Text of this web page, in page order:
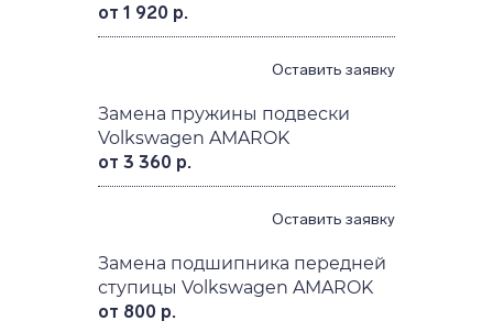
от 1 920 р.
Оставить заявку
Замена пружины подвески
Volkswagen AMAROK
от 3 360 р.
Оставить заявку
Замена подшипника передней
ступицы Volkswagen AMAROK
от 800 р.